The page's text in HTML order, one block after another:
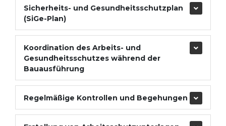
Sicherheits- und Gesundheitsschutzplan
(SiGe-Plan)
Koordination des Arbeits- und
Gesundheitsschutzes während der
Bauausführung
Regelmäßige Kontrollen und Begehungen